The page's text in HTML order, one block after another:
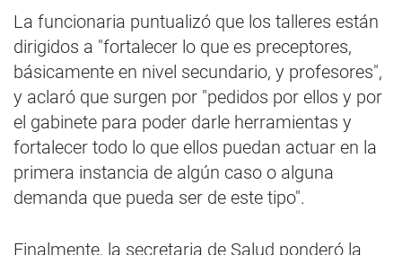
La funcionaria puntualizó que los talleres están
dirigidos a "fortalecer lo que es preceptores,
básicamente en nivel secundario, y profesores",
y aclaró que surgen por "pedidos por ellos y por
el gabinete para poder darle herramientas y
fortalecer todo lo que ellos puedan actuar en la
primera instancia de algún caso o alguna
demanda que pueda ser de este tipo".
Finalmente, la secretaria de Salud ponderó la